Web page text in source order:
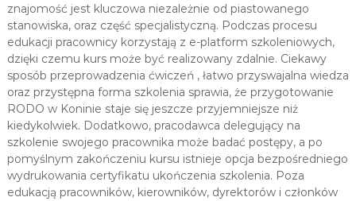
znajomość jest kluczowa niezależnie od piastowanego
stanowiska, oraz część specjalistyczną. Podczas procesu
edukacji pracownicy korzystają z e-platform szkoleniowych,
dzięki czemu kurs może być realizowany zdalnie. Ciekawy
sposób przeprowadzenia ćwiczeń , łatwo przyswajalna wiedza
oraz przystępna forma szkolenia sprawia, że przygotowanie
RODO w Koninie staje się jeszcze przyjemniejsze niż
kiedykolwiek. Dodatkowo, pracodawca delegujący na
szkolenie swojego pracownika może badać postępy, a po
pomyślnym zakończeniu kursu istnieje opcja bezpośredniego
wydrukowania certyfikatu ukończenia szkolenia. Poza
edukacją pracowników, kierowników, dyrektorów i członków